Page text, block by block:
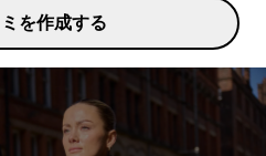
を作成する